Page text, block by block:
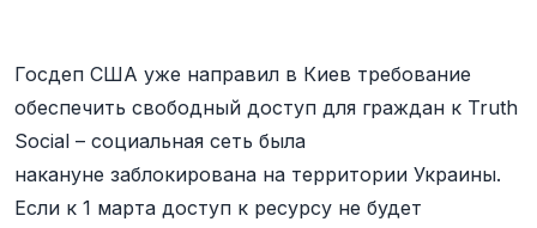
Госдеп США уже направил в Киев требование
обеспечить свободный доступ для граждан к Truth
Social – социальная сеть была
накануне заблокирована на территории Украины.
Если к 1 марта доступ к ресурсу не будет